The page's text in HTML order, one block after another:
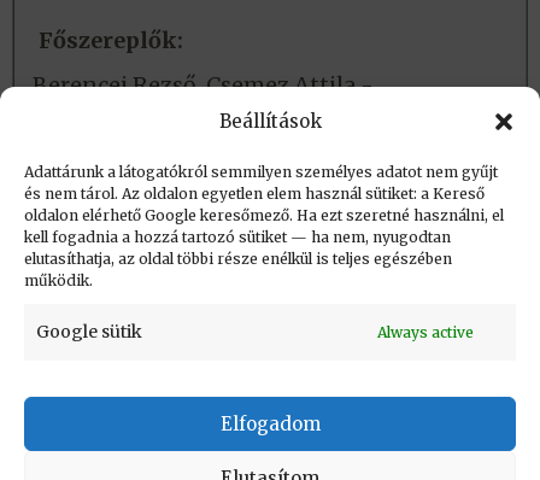
Beállítások
Adattárunk a látogatókról semmilyen személyes adatot nem gyűjt
és nem tárol. Az oldalon egyetlen elem használ sütiket: a Kereső
oldalon elérhető Google keresőmező. Ha ezt szeretné használni, el
kell fogadnia a hozzá tartozó sütiket — ha nem, nyugodtan
elutasíthatja, az oldal többi része enélkül is teljes egészében
működik.
Google sütik Always active
Elfogadom
Főszereplők:
Berencei Rezső, Csemez Attila -
Létrehozva (post_date): 2023.03.29. 10:42
Utolsó módosítás (post_modified): 2024.02.17.
07:37
Impresszum
Adatvédelmi tájékoztató